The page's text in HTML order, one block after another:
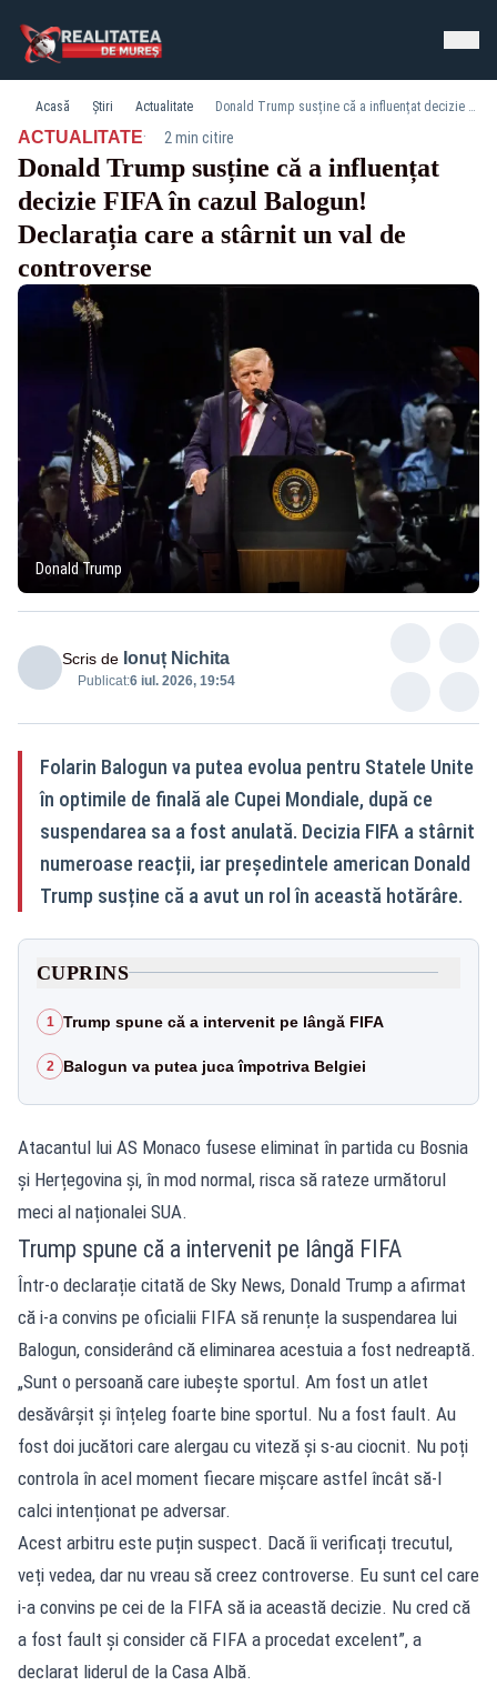
Acasă Știri Actualitate Donald Trump susține că a influențat decizie FIFA în cazul Balogun! Declarația care a stârnit un val de controverse
ACTUALITATE· 2 min citire
Donald Trump susține că a influențat
decizie FIFA în cazul Balogun!
Declarația care a stârnit un val de
controverse
Donald Trump
Scris de Ionuț Nichita
Publicat:6 iul. 2026, 19:54
Folarin Balogun va putea evolua pentru Statele Unite
în optimile de finală ale Cupei Mondiale, după ce
suspendarea sa a fost anulată. Decizia FIFA a stârnit
numeroase reacții, iar președintele american Donald
Trump susține că a avut un rol în această hotărâre.
CUPRINS
1 Trump spune că a intervenit pe lângă FIFA
2 Balogun va putea juca împotriva Belgiei
Atacantul lui AS Monaco fusese eliminat în partida cu Bosnia
și Herțegovina și, în mod normal, risca să rateze următorul
meci al naționalei SUA.
Trump spune că a intervenit pe lângă FIFA
Într-o declarație citată de Sky News, Donald Trump a afirmat
că i-a convins pe oficialii FIFA să renunțe la suspendarea lui
Balogun, considerând că eliminarea acestuia a fost nedreaptă.
„Sunt o persoană care iubește sportul. Am fost un atlet
desăvârșit și înțeleg foarte bine sportul. Nu a fost fault. Au
fost doi jucători care alergau cu viteză și s-au ciocnit. Nu poți
controla în acel moment fiecare mișcare astfel încât să-l
calci intenționat pe adversar.
Acest arbitru este puțin suspect. Dacă îi verificați trecutul,
veți vedea, dar nu vreau să creez controverse. Eu sunt cel care
i-a convins pe cei de la FIFA să ia această decizie. Nu cred că
a fost fault și consider că FIFA a procedat excelent”, a
declarat liderul de la Casa Albă.